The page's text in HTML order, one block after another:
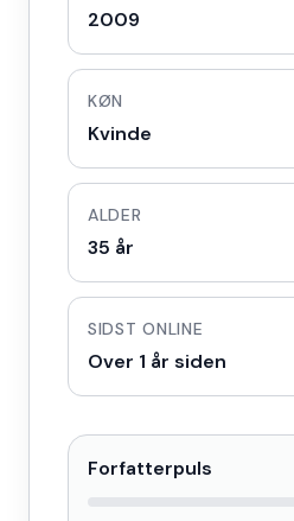
2009
KØN
Kvinde
ALDER
35 år
SIDST ONLINE
Over 1 år siden
Forfatterpuls